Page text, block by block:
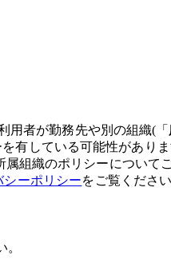
用者が勤務先や別の組織(「
有している可能性がありま
組織のポリシーについて
シーポリシーをご覧くださ